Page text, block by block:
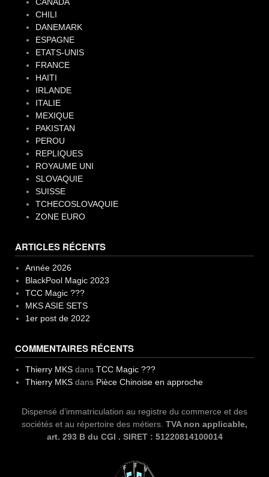
CHILI
DANEMARK
ESPAGNE
ETATS-UNIS
FRANCE
HAITI
IRLANDE
ITALIE
MEXIQUE
PAKISTAN
PEROU
REPLIQUES
ROYAUME UNI
SLOVAQUIE
SUISSE
TCHECOSLOVAQUIE
ZONE EURO
ARTICLES RÉCENTS
Année 2026
BlackPool Magic 2023
TCC Magic ???
MKS ASIE SETS
1er post de 2022
COMMENTAIRES RÉCENTS
Thierry MKSdans TCC Magic ???
Thierry MKSdans Pièce Chinoise en approche
Dispensé d’immatriculation au registre du commerce et des
sociétés et au répertoire des métiers. TVA non applicable,
art. 293 B du CGI . SIRET : 51220814100014